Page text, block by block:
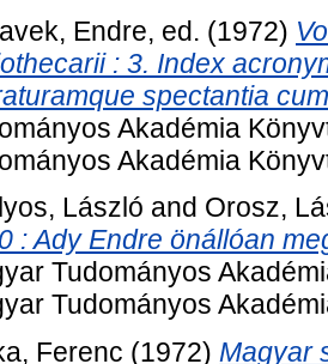
Endre, ed. (1972)
: 3. Index
spectantia
Akadémia
Akadémia
László and Orosz,
: Ady Endre önállóan
Tudományos
Tudományos
Ferenc (1972) Magyar